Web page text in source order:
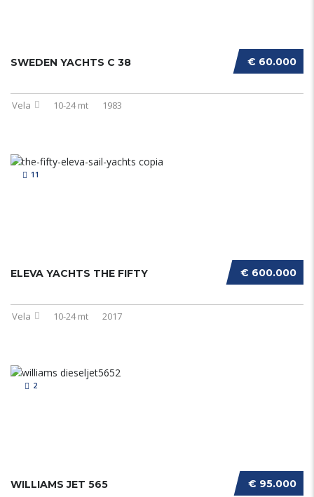
€ 60.000
SWEDEN YACHTS C 38
Vela 10-24 mt 1983
11
€ 600.000
ELEVA YACHTS THE FIFTY
Vela 10-24 mt 2017
2
€ 95.000
WILLIAMS JET 565